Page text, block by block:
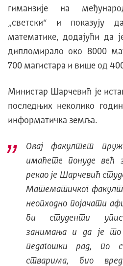
гиманзије на
„светски“ и показују
математике, додајући да
дипломирало око 8000
700 магистара и више од
Министар Шарчевић је
последњих неколико
информатичка земља.
Овај факултет
имаћете понуде већ
рекао је Шарчевић
Математичког
неопходно појачати
би студенти
занимања и да је то
педагошки рад, по
стварима, био